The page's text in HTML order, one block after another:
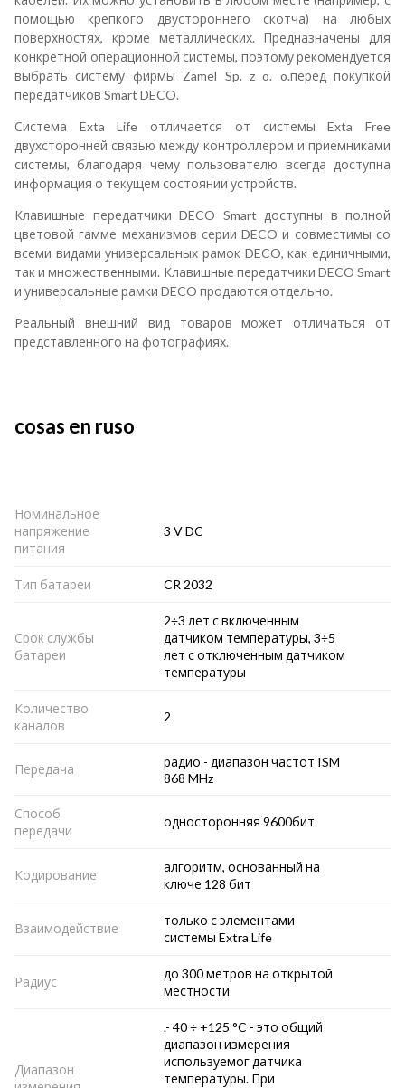
помощью крепкого двустороннего скотча) на любых
поверхностях, кроме металлических. Предназначены для
конкретной операционной системы, поэтому рекомендуется
выбрать систему фирмы Zamel Sp. z o. o.перед покупкой
передатчиков Smart DECO.
Система Exta Life отличается от системы Exta Free
двухсторонней связью между контроллером и приемниками
системы, благодаря чему пользователю всегда доступна
информация о текущем состоянии устройств.
Клавишные передатчики DECO Smart доступны в полной
цветовой гамме механизмов серии DECO и совместимы со
всеми видами универсальных рамок DECO, как единичными,
так и множественными. Клавишные передатчики DECO Smart
и универсальные рамки DECO продаются отдельно.
Реальный внешний вид товаров может отличаться от
представленного на фотографиях.
cosas en ruso
Номинальное
напряжение
питания
3 V DC
Тип батареи CR 2032
Срок службы
батареи
2÷3 лет с включенным
датчиком температуры, 3÷5
лет с отключенным датчиком
температуры
Количество
каналов
2
Передача
радио - диапазон частот ISM
868 MHz
Способ
передачи
односторонняя 9600бит
Кодирование
алгоритм, основанный на
ключе 128 бит
Взаимодействие
только с элементами
системы Extra Life
Радиус
до 300 метров на открытой
местности
Диапазон
.- 40 ÷ +125 °C - это общий
диапазон измерения
используемог датчика
температуры. При